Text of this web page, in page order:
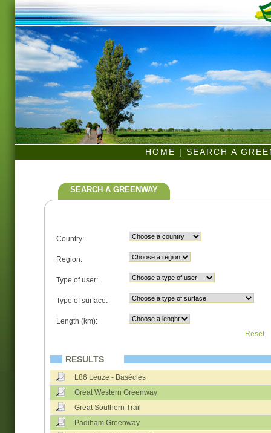
HOME | SEARCH A
SEARCH A GREENWAY
Country:
Region:
Type of user:
Type of surface:
Length (km):
Reset
RESULTS
L86 Leuze - Basécles
Great Western Greenway
Great Southern Trail
Padiham Greenway